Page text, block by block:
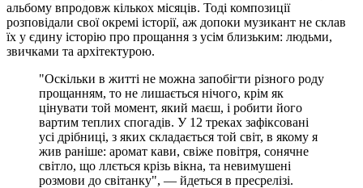
альбому впродовж кількох місяців. Тоді композиції
розповідали свої окремі історії, аж допоки музикант не склав
їх у єдину історію про прощання з усім близьким: людьми,
звичками та архітектурою.
"Оскільки в житті не можна запобігти різного роду
прощанням, то не лишається нічого, крім як
цінувати той момент, який маєш, і робити його
вартим теплих спогадів. У 12 треках зафіксовані
усі дрібниці, з яких складається той світ, в якому я
жив раніше: аромат кави, свіже повітря, сонячне
світло, що ллється крізь вікна, та невимушені
розмови до світанку", — йдеться в пресрелізі.